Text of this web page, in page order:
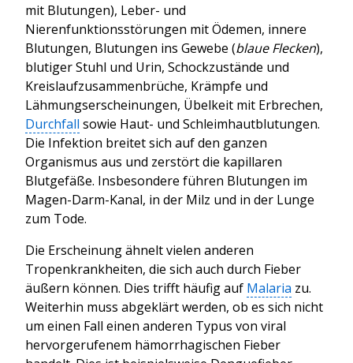
mit Blutungen), Leber- und
Nierenfunktionsstörungen mit Ödemen, innere
Blutungen, Blutungen ins Gewebe (blaue Flecken),
blutiger Stuhl und Urin, Schockzustände und
Kreislaufzusammenbrüche, Krämpfe und
Lähmungserscheinungen, Übelkeit mit Erbrechen,
Durchfall sowie Haut- und Schleimhautblutungen.
Die Infektion breitet sich auf den ganzen
Organismus aus und zerstört die kapillaren
Blutgefäße. Insbesondere führen Blutungen im
Magen-Darm-Kanal, in der Milz und in der Lunge
zum Tode.
Die Erscheinung ähnelt vielen anderen
Tropenkrankheiten, die sich auch durch Fieber
äußern können. Dies trifft häufig auf Malaria zu.
Weiterhin muss abgeklärt werden, ob es sich nicht
um einen Fall einen anderen Typus von viral
hervorgerufenem hämorrhagischen Fieber